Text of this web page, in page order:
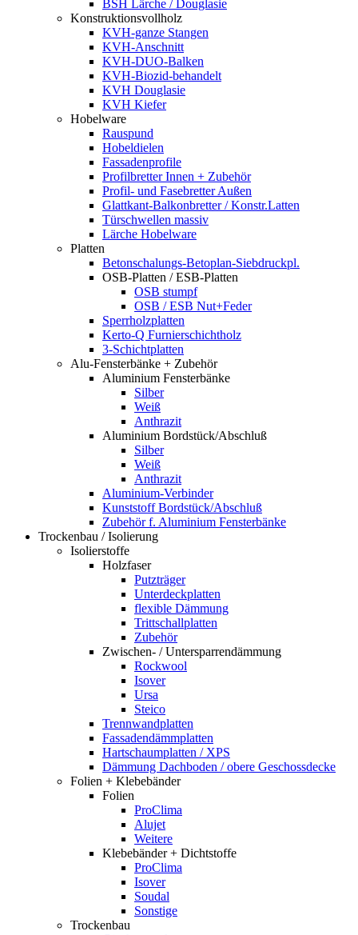
BSH Lärche / Douglasie
Konstruktionsvollholz
KVH-ganze Stangen
KVH-Anschnitt
KVH-DUO-Balken
KVH-Biozid-behandelt
KVH Douglasie
KVH Kiefer
Hobelware
Rauspund
Hobeldielen
Fassadenprofile
Profilbretter Innen + Zubehör
Profil- und Fasebretter Außen
Glattkant-Balkonbretter / Konstr.Latten
Türschwellen massiv
Lärche Hobelware
Platten
Betonschalungs-Betoplan-Siebdruckpl.
OSB-Platten / ESB-Platten
OSB stumpf
OSB / ESB Nut+Feder
Sperrholzplatten
Kerto-Q Furnierschichtholz
3-Schichtplatten
Alu-Fensterbänke + Zubehör
Aluminium Fensterbänke
Silber
Weiß
Anthrazit
Aluminium Bordstück/Abschluß
Silber
Weiß
Anthrazit
Aluminium-Verbinder
Kunststoff Bordstück/Abschluß
Zubehör f. Aluminium Fensterbänke
Trockenbau / Isolierung
Isolierstoffe
Holzfaser
Putzträger
Unterdeckplatten
flexible Dämmung
Trittschallplatten
Zubehör
Zwischen- / Untersparrendämmung
Rockwool
Isover
Ursa
Steico
Trennwandplatten
Fassadendämmplatten
Hartschaumplatten / XPS
Dämmung Dachboden / obere Geschossdecke
Folien + Klebebänder
Folien
ProClima
Alujet
Weitere
Klebebänder + Dichtstoffe
ProClima
Isover
Soudal
Sonstige
Trockenbau